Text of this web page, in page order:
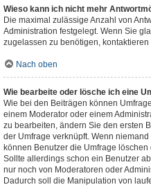
Wieso kann ich nicht mehr
Die maximal zulässige Anzahl von
Administration festgelegt. Wenn Sie
zugelassen zu benötigen,
Nach oben
Wie bearbeite oder lösche ich eine
Wie bei den Beiträgen können
einem Moderator oder einem
zu bearbeiten, ändern Sie den ersten
der Umfrage verknüpft. Wenn
können Benutzer die Umfrage
Sollte allerdings schon ein Benutzer
nur noch von Moderatoren oder
Dadurch soll die Manipulation von